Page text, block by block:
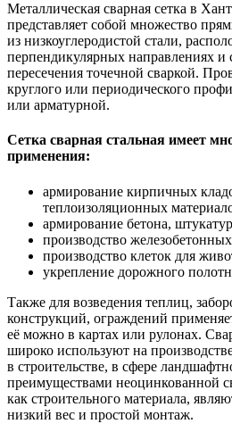
Металлическая сварная сетка в
представляет собой множество
из низкоуглеродистой стали,
перпендикулярных направлениях и
пересечения точечной сваркой.
круглого или периодического
или арматурной.
Сетка сварная стальная имеет
применения:
армирование кирпичных
теплоизоляционных
армирование бетона,
производство
производство клеток для
укрепление дорожного
Также для возведения теплиц,
конструкций, ограждений
её можно в картах или рулонах.
широко используют на
в строительстве, в сфере
преимуществами неоцинкованной
как строительного материала,
низкий вес и простой монтаж.